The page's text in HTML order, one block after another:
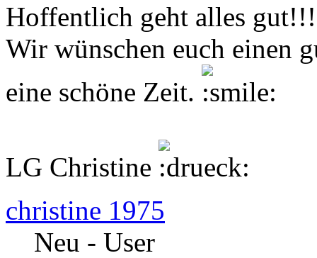
Hoffentlich geht alles
Wir wünschen euch einen
eine schöne Zeit.
LG Christine
christine 1975
Neu - User